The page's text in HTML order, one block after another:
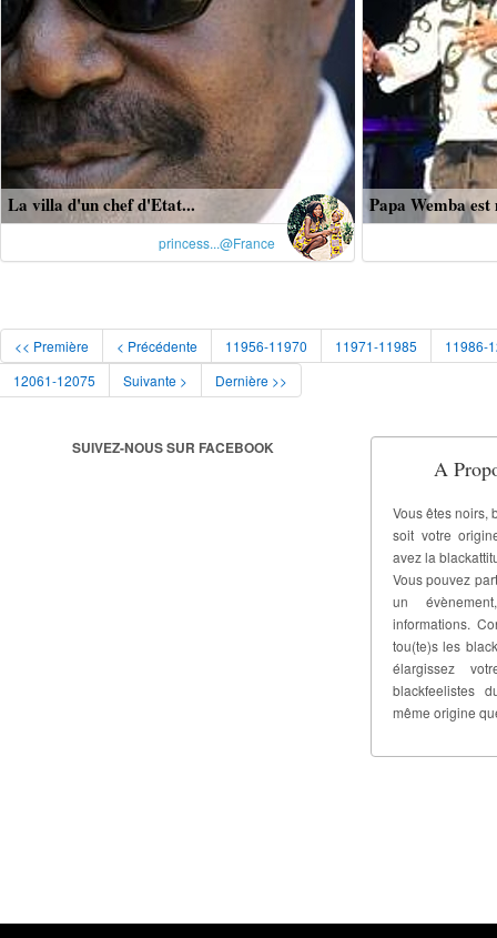
La villa d'un chef d'Etat...
princess...@France
Papa Wemba
<< Première < Précédente 11956-11970 11971-11985
11986-
12061-12075
Suivante > Dernière >>
SUIVEZ-NOUS SUR FACEBOOK
A
Vous êtes noirs,
soit votre
avez la
Vous pouvez
un
informations.
tou(te)s les
élargissez
blackfeelistes
même origine